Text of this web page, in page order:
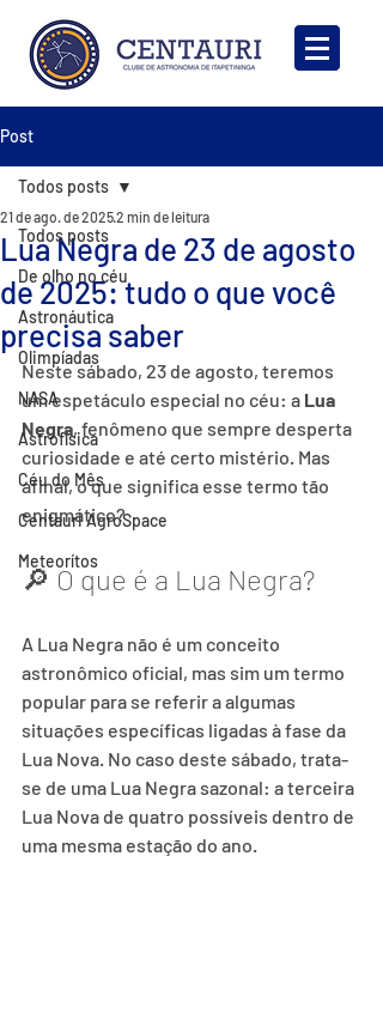
Post
Todos posts
De olho no céu
Astronáutica
Olimpíadas
NASA
Astrofísica
Céu do Mês
Centauri AgroSpace
Meteorítos
Todos posts
Lua Negra de 23 de agosto
de 2025: tudo o que você
precisa saber
21 de ago. de 20252 min de leitura
Neste sábado, 23 de agosto, teremos
um espetáculo especial no céu: a Lua
Negra, fenômeno que sempre desperta
curiosidade e até certo mistério. Mas
afinal, o que significa esse termo tão
enigmático?
🔎 O que é a Lua Negra?
A Lua Negra não é um conceito
astronômico oficial, mas sim um termo
popular para se referir a algumas
situações específicas ligadas à fase da
Lua Nova. No caso deste sábado, trata-
se de uma Lua Negra sazonal: a terceira
Lua Nova de quatro possíveis dentro de
uma mesma estação do ano.